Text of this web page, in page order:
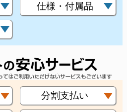
仕様・付属品
分割支払い